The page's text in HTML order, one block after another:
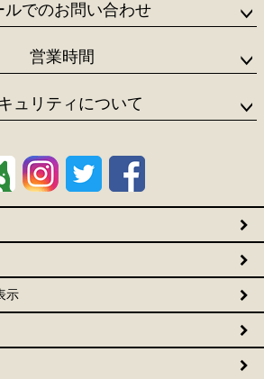
ルでのお問い合わせ
営業時間
ュリティについて
示